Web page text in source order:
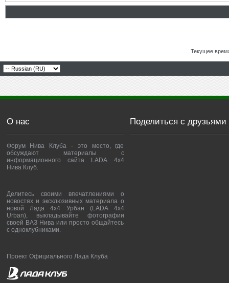
Текущее
О нас
Форум Нива Клуба - это место, где
обсуждают материалы с
информационного сайта LADA 4x4
Нива Клуб.
Делитесь своими впечатлениями о
новостях и эксклюзивных материала о
новой Лада 4х4 Урбан (LADA 4x4
Urban), выкладывайте фотографии
своей ВАЗ Нива или просто общайтесь
с одноклубниками.
Проект Официального Лада Клуба
Поделиться с друзьями